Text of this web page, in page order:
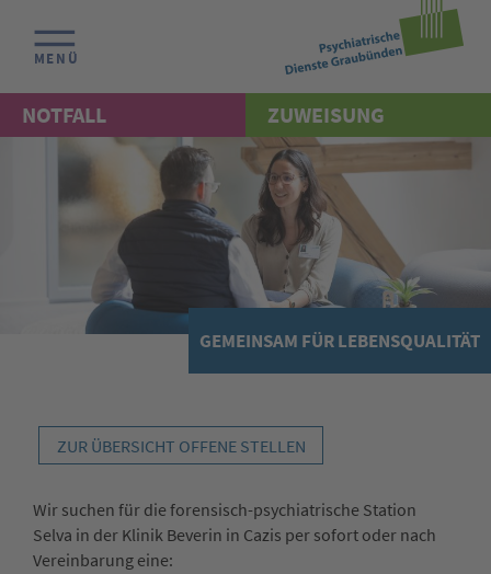
NOTFALL ZUWEISUNG
MENÜ
GEMEINSAM FÜR LEBENSQUALITÄT
ZUR ÜBERSICHT OFFENE STELLEN
Wir suchen für die forensisch-psychiatrische Station
Selva in der Klinik Beverin in Cazis per sofort oder nach
Vereinbarung eine: